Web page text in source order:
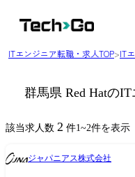
ITエンジニア転職・求人TOP>IT
群馬県 Red Hatの
該当求人数 2 件1~2件を表示
ジャパニアス株式会社